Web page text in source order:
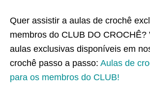
Quer assistir a aulas de crochê
membros do CLUB DO CROCHÊ?
aulas exclusivas disponíveis em
crochê passo a passo: Aulas de
para os membros do CLUB!